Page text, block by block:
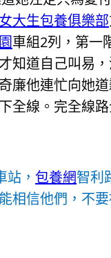
女大生包養俱樂部
車組2列，第一
知道自己叫易
廉他連忙向她
下全線。完全線
， 包養網智利
相信他們，不